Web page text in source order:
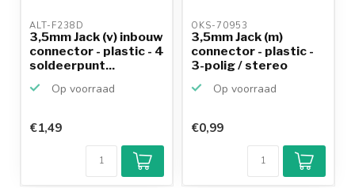
ALT-F238D
3,5mm Jack (v) inbouw
connector - plastic - 4
soldeerpunt...
Op voorraad
€1,49
OKS-70953
3,5mm Jack (m)
connector - plastic -
3-polig / stereo
Op voorraad
€0,99